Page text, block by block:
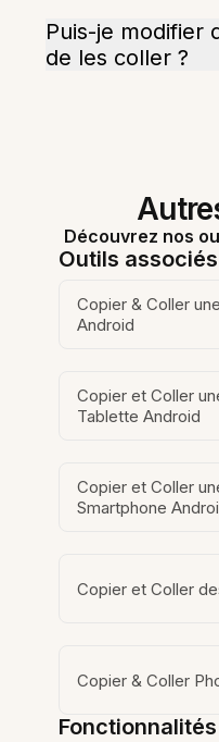
Puis-je modifier
de les coller ?
Découvrez nos
Outils associés
Copier & Coller
Android
Copier et Coller
Tablette Android
Copier et Coller
Smartphone
Copier et Coller
Copier & Coller